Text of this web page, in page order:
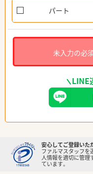
パート
未入力の必
LINE
安心してご登録いた
ファルマスタッフを
人情報を適切に管理
ています。